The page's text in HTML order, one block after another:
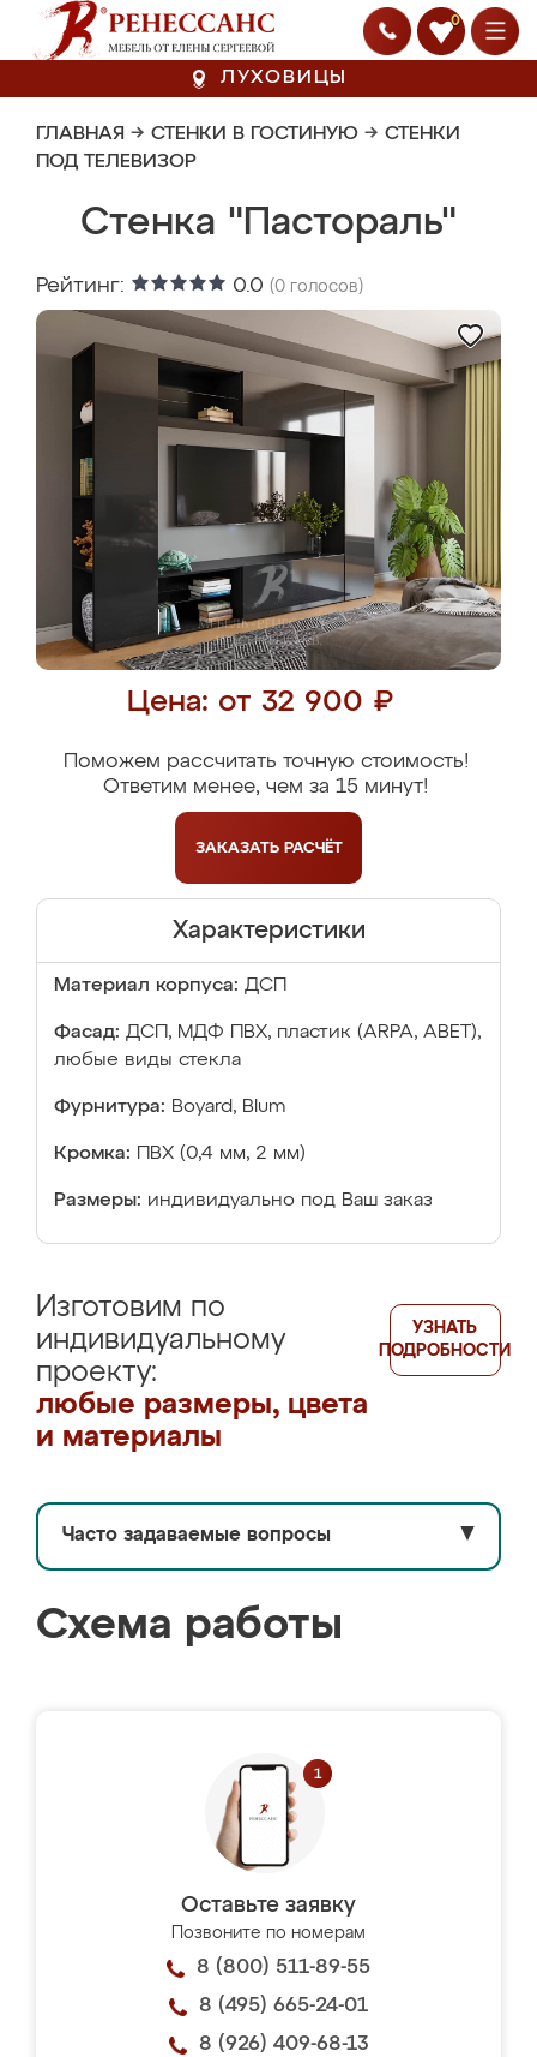
0
ЛУХОВИЦЫ
ГЛАВНАЯ → СТЕНКИ В ГОСТИНУЮ → СТЕНКИ
ПОД ТЕЛЕВИЗОР
Стенка "Пастораль"
Рейтинг: 0.0 (0 голосов)
Цена: от 32 900 ₽
Поможем рассчитать точную стоимость!
Ответим менее, чем за 15 минут!
ЗАКАЗАТЬ РАСЧЁТ
Характеристики
Материал корпуса: ДСП
Фасад: ДСП, МДФ ПВХ, пластик (ARPA, ABET),
любые виды стекла
Фурнитура: Boyard, Blum
Кромка: ПВХ (0,4 мм, 2 мм)
Размеры: индивидуально под Ваш заказ
Изготовим по
индивидуальному
проекту:
любые размеры, цвета
и материалы
УЗНАТЬ
ПОДРОБНОСТИ
Часто задаваемые вопросы ▼
Схема работы
Оставьте заявку
Позвоните по номерам
8 (800) 511-89-55
8 (495) 665-24-01
8 (926) 409-68-13